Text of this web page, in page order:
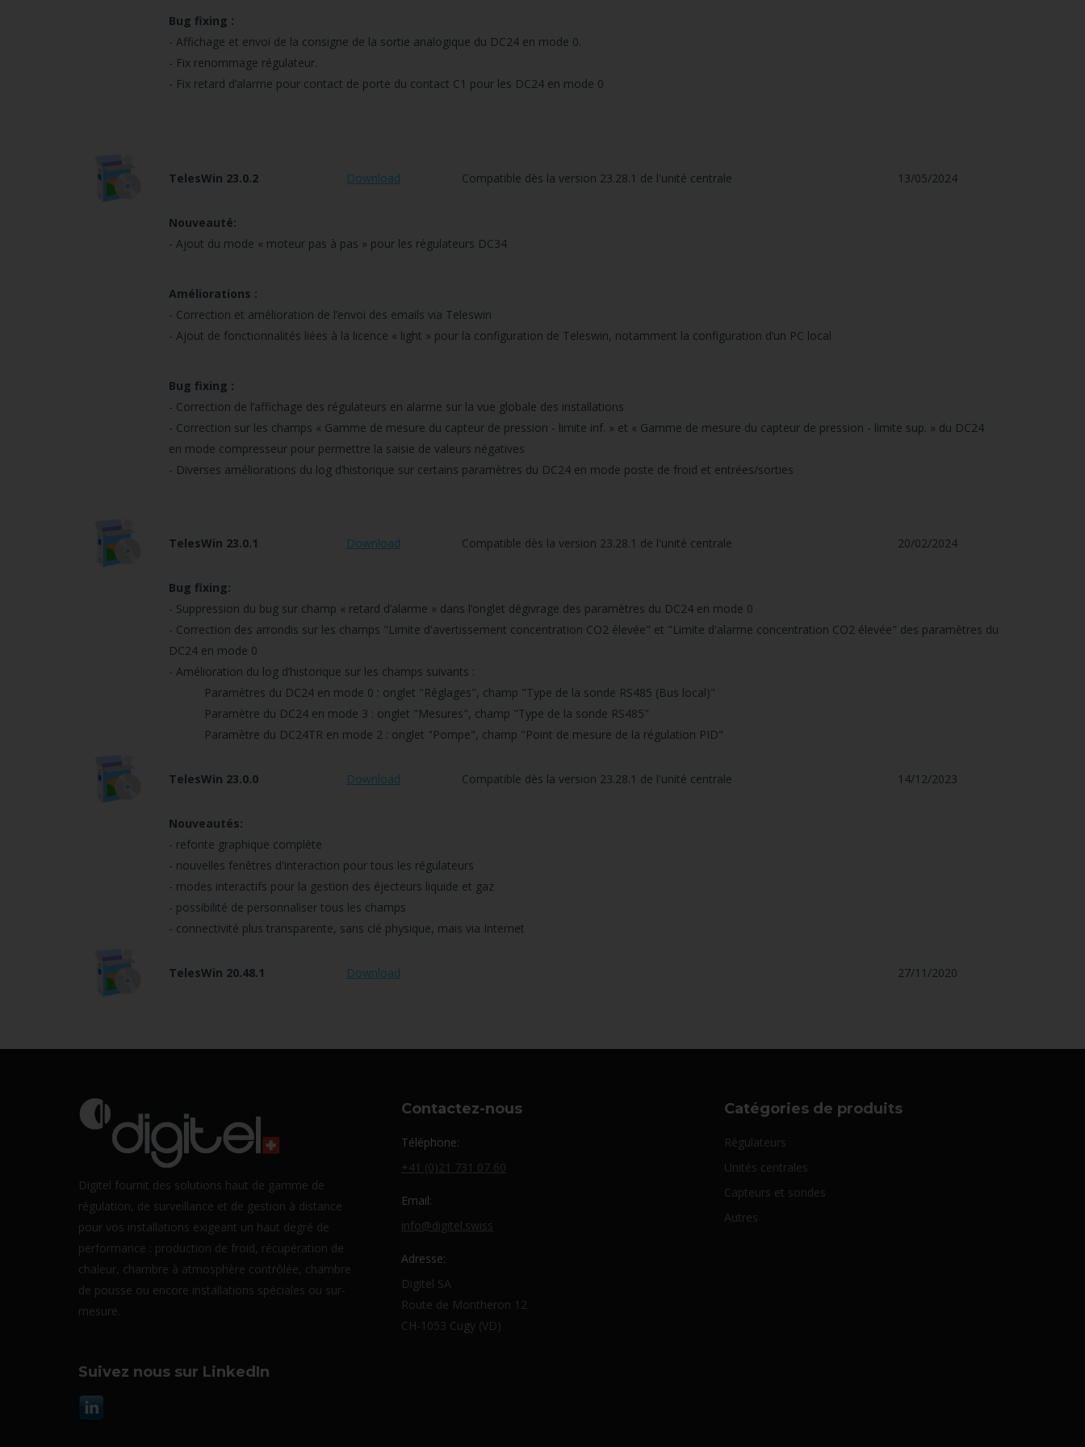
Bug fixing :
- Affichage et envoi de la consigne de la sortie analogique du DC24 en mode 0.
- Fix renommage régulateur.
- Fix retard d’alarme pour contact de porte du contact C1 pour les DC24 en mode 0
TelesWin 23.0.2 Download Compatible dès la version 23.28.1 de l'unité centrale 13/05/2024
Nouveauté:
- Ajout du mode « moteur pas à pas » pour les régulateurs DC34
Améliorations :
- Correction et amélioration de l’envoi des emails via Teleswin
- Ajout de fonctionnalités liées à la licence « light » pour la configuration de Teleswin, notamment la configuration d’un PC local
Bug fixing :
- Correction de l’affichage des régulateurs en alarme sur la vue globale des installations
- Correction sur les champs « Gamme de mesure du capteur de pression - limite inf. » et « Gamme de mesure du capteur de pression - limite sup. » du DC24
en mode compresseur pour permettre la saisie de valeurs négatives
- Diverses améliorations du log d’historique sur certains paramètres du DC24 en mode poste de froid et entrées/sorties
TelesWin 23.0.1 Download Compatible dès la version 23.28.1 de l'unité centrale 20/02/2024
Bug fixing:
- Suppression du bug sur champ « retard d’alarme » dans l’onglet dégivrage des paramètres du DC24 en mode 0
- Correction des arrondis sur les champs "Limite d'avertissement concentration CO2 élevée" et "Limite d'alarme concentration CO2 élevée" des paramètres du
DC24 en mode 0
- Amélioration du log d’historique sur les champs suivants :
Paramètres du DC24 en mode 0 : onglet "Réglages", champ "Type de la sonde RS485 (Bus local)"
Paramètre du DC24 en mode 3 : onglet "Mesures", champ "Type de la sonde RS485"
Paramètre du DC24TR en mode 2 : onglet "Pompe", champ "Point de mesure de la régulation PID"
TelesWin 23.0.0 Download Compatible dès la version 23.28.1 de l'unité centrale 14/12/2023
Nouveautés:
- refonte graphique complète
- nouvelles fenêtres d'interaction pour tous les régulateurs
- modes interactifs pour la gestion des éjecteurs liquide et gaz
- possibilité de personnaliser tous les champs
- connectivité plus transparente, sans clé physique, mais via Internet
TelesWin 20.48.1 Download 27/11/2020
Digitel fournit des solutions haut de gamme de
régulation, de surveillance et de gestion à distance
pour vos installations exigeant un haut degré de
performance : production de froid, récupération de
chaleur, chambre à atmosphère contrôlée, chambre
de pousse ou encore installations spéciales ou sur-
mesure.
Contactez-nous
Téléphone:
+41 (0)21 731 07 60
Email:
info@digitel.swiss
Adresse:
Digitel SA
Route de Montheron 12
CH-1053 Cugy (VD)
Catégories de produits
Régulateurs
Unités centrales
Capteurs et sondes
Autres
Suivez nous sur LinkedIn